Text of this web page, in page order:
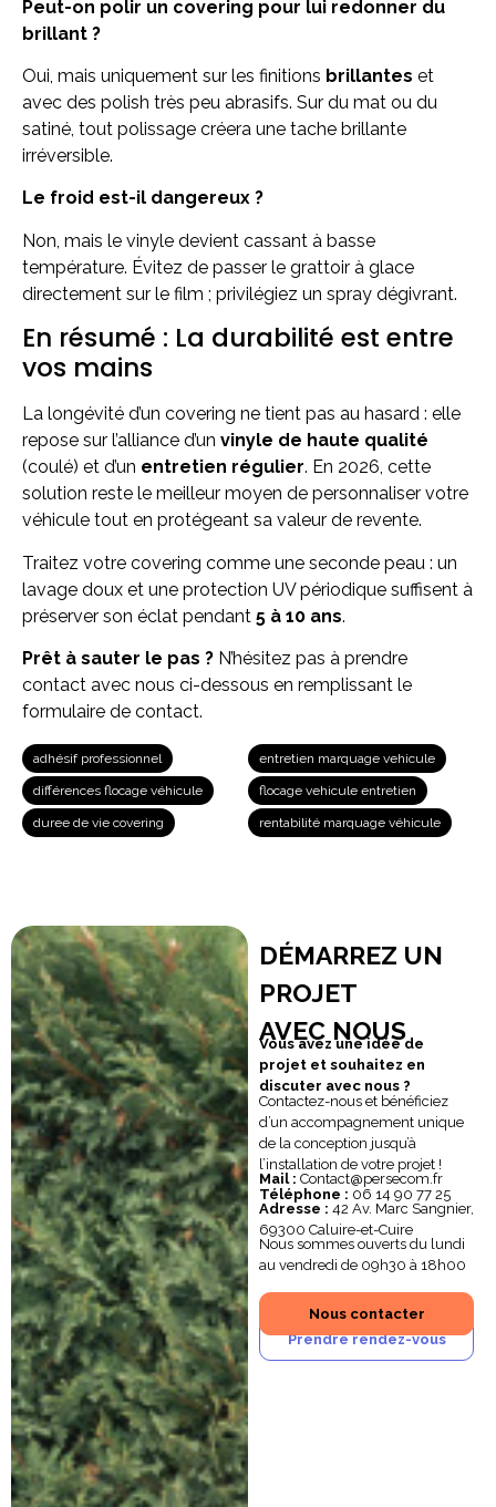
Peut-on polir un covering pour lui redonner du
brillant ?
Oui, mais uniquement sur les finitions brillantes et
avec des polish très peu abrasifs. Sur du mat ou du
satiné, tout polissage créera une tache brillante
irréversible.
Le froid est-il dangereux ?
Non, mais le vinyle devient cassant à basse
température. Évitez de passer le grattoir à glace
directement sur le film ; privilégiez un spray dégivrant.
En résumé : La durabilité est entre
vos mains
La longévité d’un covering ne tient pas au hasard : elle
repose sur l’alliance d’un vinyle de haute qualité
(coulé) et d’un entretien régulier. En 2026, cette
solution reste le meilleur moyen de personnaliser votre
véhicule tout en protégeant sa valeur de revente.
Traitez votre covering comme une seconde peau : un
lavage doux et une protection UV périodique suffisent à
préserver son éclat pendant 5 à 10 ans.
Prêt à sauter le pas ? N’hésitez pas à prendre
contact avec nous ci-dessous en remplissant le
formulaire de contact.
adhésif professionnel
différences flocage véhicule
duree de vie covering
entretien marquage vehicule
flocage vehicule entretien
rentabilité marquage véhicule
DÉMARREZ UN
PROJET
AVEC NOUS
Vous avez une idée de
projet et souhaitez en
discuter avec nous ?
Contactez-nous et bénéficiez
d’un accompagnement unique
de la conception jusqu’à
l’installation de votre projet !
Mail : Contact@persecom.fr
Téléphone : 06 14 90 77 25
Adresse : 42 Av. Marc Sangnier,
69300 Caluire-et-Cuire
Nous sommes ouverts du lundi
au vendredi de 09h30 à 18h00
Prendre rendez-vous
Nous contacter